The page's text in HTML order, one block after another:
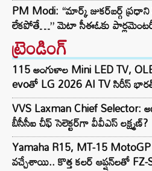
PM Modi: “మార్క్ జుకర్‌బర్గ్
లేకపోతే…” మెటా సీఈఓకు
ట్రెండింగ్‌
115 అంగుళాల Mini LED TV,
evoతో LG 2026 AI TV సిరీస్
VVS Laxman Chief Selector:
బీసీసీఐ చీఫ్ సెలెక్టర్‌గా వీవీఎస్ లక్ష్మణ్?
Yamaha R15, MT-15
వచ్చేశాయి.. కొత్త కలర్ ఆప్షన్‌లతో